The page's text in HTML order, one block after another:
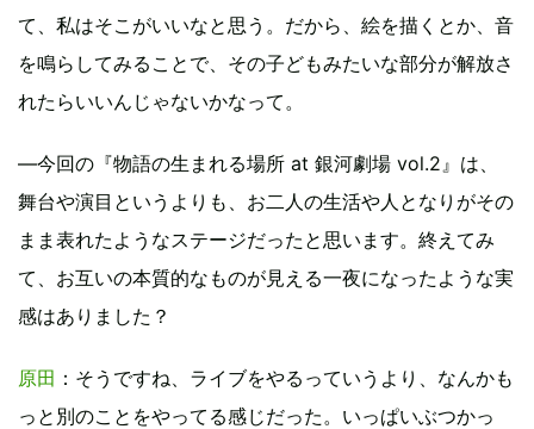
て、私はそこがいいなと思う。だから、絵を描くとか、音
を鳴らしてみることで、その子どもみたいな部分が解放さ
れたらいいんじゃないかなって。
―今回の『物語の生まれる場所 at 銀河劇場 vol.2』は、
舞台や演目というよりも、お二人の生活や人となりがその
まま表れたようなステージだったと思います。終えてみ
て、お互いの本質的なものが見える一夜になったような実
感はありました？
原田 ：そうですね、ライブをやるっていうより、なんかも
っと別のことをやってる感じだった。いっぱいぶつかっ